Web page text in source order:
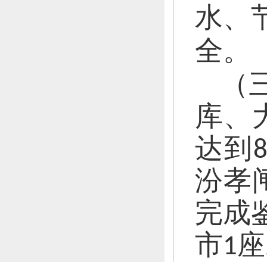
水、
全。
库、
达到
汾孝
完成
市1